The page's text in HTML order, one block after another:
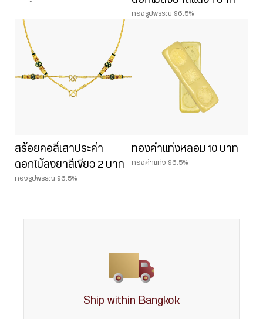
ทองรูปพรรณ 96.5%
สร้อยคอสี่เสาประคำ
ดอกไม้ลงยาสีเขียว 2 บาท
ทองรูปพรรณ 96.5%
ทองคำแท่งหลอม 10 บาท
ทองคำแท่ง 96.5%
Ship within Bangkok